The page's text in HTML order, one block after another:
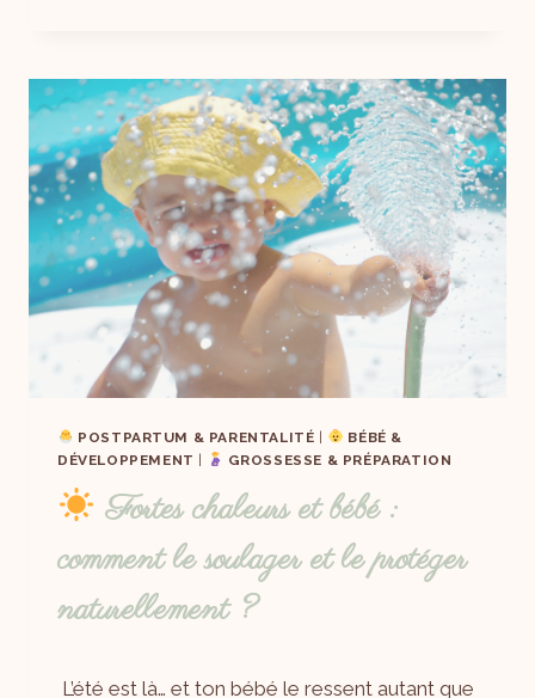
POSTPARTUM & PARENTALITÉ |
BÉBÉ &
DÉVELOPPEMENT | GROSSESSE & PRÉPARATION
Fortes chaleurs et bébé :
comment le soulager et le protéger
naturellement ?
Laëtitia
L’été est là… et ton bébé le ressent autant que